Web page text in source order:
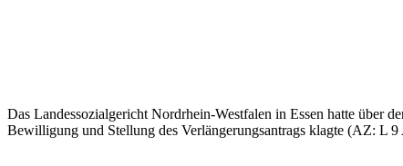
Das Landessozialgericht Nordrhein-Westfalen in Essen hatte über
Bewilligung und Stellung des Verlängerungsantrags klagte (AZ: L 9